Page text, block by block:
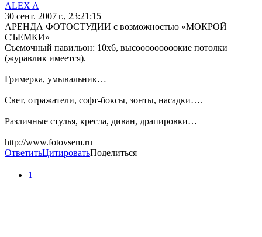
ALEX A
30 сент. 2007 г., 23:21:15
АРЕНДА ФОТОСТУДИИ с возможностью «МОКРОЙ
СЪЕМКИ»
Съемочный павильон: 10х6, высооооооооокие потолки
(журавлик имеется).
Гримерка, умывальник…
Свет, отражатели, софт-боксы, зонты, насадки….
Различные стулья, кресла, диван, драпировки…
http://www.fotovsem.ru
ОтветитьЦитироватьПоделиться
1